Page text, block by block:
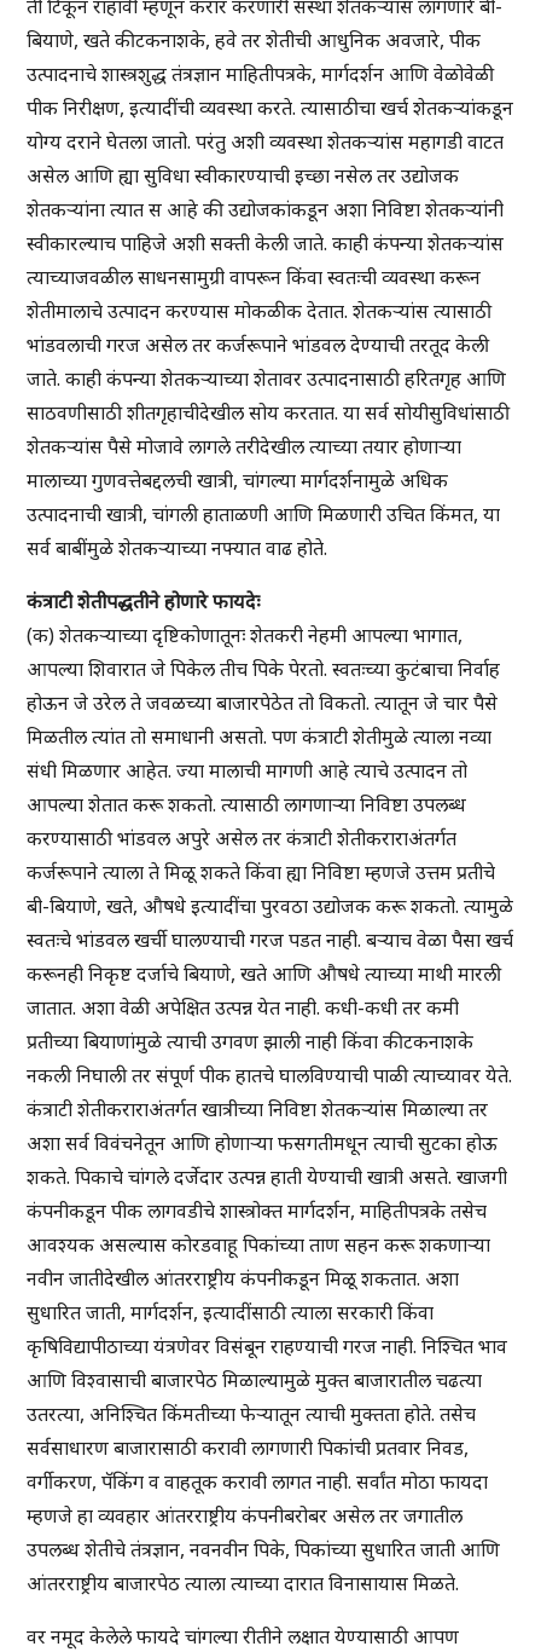
ती टिकून राहावी म्हणून करार करणारी संस्था शेतकऱ्यास लागणारे बी-
बियाणे, खते कीटकनाशके, हवे तर शेतीची आधुनिक अवजारे, पीक
उत्पादनाचे शास्त्रशुद्ध तंत्रज्ञान माहितीपत्रके, मार्गदर्शन आणि वेळोवेळी
पीक निरीक्षण, इत्यादींची व्यवस्था करते. त्यासाठीचा खर्च शेतकऱ्यांकडून
योग्य दराने घेतला जातो. परंतु अशी व्यवस्था शेतकऱ्यांस महागडी वाटत
असेल आणि ह्या सुविधा स्वीकारण्याची इच्छा नसेल तर उद्योजक
शेतकऱ्यांना त्यात स आहे की उद्योजकांकडून अशा निविष्टा शेतकऱ्यांनी
स्वीकारल्याच पाहिजे अशी सक्ती केली जाते. काही कंपन्या शेतकऱ्यांस
त्याच्याजवळील साधनसामुग्री वापरून किंवा स्वतःची व्यवस्था करून
शेतीमालाचे उत्पादन करण्यास मोकळीक देतात. शेतकऱ्यांस त्यासाठी
भांडवलाची गरज असेल तर कर्जरूपाने भांडवल देण्याची तरतूद केली
जाते. काही कंपन्या शेतकऱ्याच्या शेतावर उत्पादनासाठी हरितगृह आणि
साठवणीसाठी शीतगृहाचीदेखील सोय करतात. या सर्व सोयीसुविधांसाठी
शेतकऱ्यांस पैसे मोजावे लागले तरीदेखील त्याच्या तयार होणाऱ्या
मालाच्या गुणवत्तेबद्दलची खात्री, चांगल्या मार्गदर्शनामुळे अधिक
उत्पादनाची खात्री, चांगली हाताळणी आणि मिळणारी उचित किंमत, या
सर्व बाबींमुळे शेतकऱ्याच्या नफ्यात वाढ होते.
कंत्राटी शेतीपद्धतीने होणारे फायदेः
(क) शेतकऱ्याच्या दृष्टिकोणातूनः शेतकरी नेहमी आपल्या भागात,
आपल्या शिवारात जे पिकेल तीच पिके पेरतो. स्वतःच्या कुटंबाचा निर्वाह
होऊन जे उरेल ते जवळच्या बाजारपेठेत तो विकतो. त्यातून जे चार पैसे
मिळतील त्यांत तो समाधानी असतो. पण कंत्राटी शेतीमुळे त्याला नव्या
संधी मिळणार आहेत. ज्या मालाची मागणी आहे त्याचे उत्पादन तो
आपल्या शेतात करू शकतो. त्यासाठी लागणाऱ्या निविष्टा उपलब्ध
करण्यासाठी भांडवल अपुरे असेल तर कंत्राटी शेतीकराराअंतर्गत
कर्जरूपाने त्याला ते मिळू शकते किंवा ह्या निविष्टा म्हणजे उत्तम प्रतीचे
बी-बियाणे, खते, औषधे इत्यादींचा पुरवठा उद्योजक करू शकतो. त्यामुळे
स्वतःचे भांडवल खर्ची घालण्याची गरज पडत नाही. बऱ्याच वेळा पैसा खर्च
करूनही निकृष्ट दर्जाचे बियाणे, खते आणि औषधे त्याच्या माथी मारली
जातात. अशा वेळी अपेक्षित उत्पन्न येत नाही. कधी-कधी तर कमी
प्रतीच्या बियाणांमुळे त्याची उगवण झाली नाही किंवा कीटकनाशके
नकली निघाली तर संपूर्ण पीक हातचे घालविण्याची पाळी त्याच्यावर येते.
कंत्राटी शेतीकराराअंतर्गत खात्रीच्या निविष्टा शेतकऱ्यांस मिळाल्या तर
अशा सर्व विवंचनेतून आणि होणाऱ्या फसगतीमधून त्याची सुटका होऊ
शकते. पिकाचे चांगले दर्जेदार उत्पन्न हाती येण्याची खात्री असते. खाजगी
कंपनीकडून पीक लागवडीचे शास्त्रोक्त मार्गदर्शन, माहितीपत्रके तसेच
आवश्यक असल्यास कोरडवाहू पिकांच्या ताण सहन करू शकणाऱ्या
नवीन जातीदेखील आंतरराष्ट्रीय कंपनीकडून मिळू शकतात. अशा
सुधारित जाती, मार्गदर्शन, इत्यादींसाठी त्याला सरकारी किंवा
कृषिविद्यापीठाच्या यंत्रणेवर विसंबून राहण्याची गरज नाही. निश्चित भाव
आणि विश्वासाची बाजारपेठ मिळाल्यामुळे मुक्त बाजारातील चढत्या
उतरत्या, अनिश्चित किंमतीच्या फेऱ्यातून त्याची मुक्तता होते. तसेच
सर्वसाधारण बाजारासाठी करावी लागणारी पिकांची प्रतवार निवड,
वर्गीकरण, पॅकिंग व वाहतूक करावी लागत नाही. सर्वांत मोठा फायदा
म्हणजे हा व्यवहार आंतरराष्ट्रीय कंपनीबरोबर असेल तर जगातील
उपलब्ध शेतीचे तंत्रज्ञान, नवनवीन पिके, पिकांच्या सुधारित जाती आणि
आंतरराष्ट्रीय बाजारपेठ त्याला त्याच्या दारात विनासायास मिळते.
वर नमूद केलेले फायदे चांगल्या रीतीने लक्षात येण्यासाठी आपण